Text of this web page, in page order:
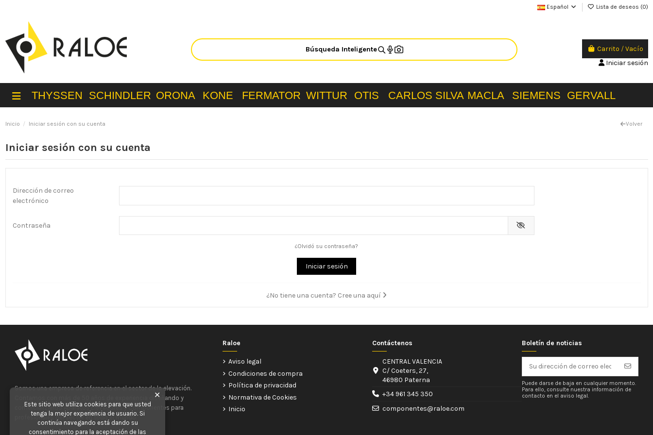
Español Lista de deseos (0)
Búsqueda Inteligente Carrito /Vacío
Iniciar sesión
THYSSEN SCHINDLER ORONA KONE FERMATOR WITTUR OTIS CARLOS SILVA MACLA SIEMENS GERVALL
Inicio Iniciar sesión con su cuenta Volver
Iniciar sesión con su cuenta
Dirección de correo
electrónico
Contraseña
¿Olvidó su contraseña?
Iniciar sesión
¿No tiene una cuenta? Cree una aquí
Somos una empresa de referencia en el sector de la elevación.
Contamos con más de 50 años de experiencia diseñando y
comercializando Aparatos Elevadores y Componentes para
profesionales del sector en todo el mundo.
Raloe
Aviso legal
Condiciones de compra
Política de privacidad
Normativa de Cookies
Inicio
Contáctenos
CENTRAL VALENCIA
C/ Coeters, 27,
46980 Paterna
+34 961 345 350
componentes@raloe.com
Boletín de noticias
Puede darse de baja en cualquier momento.
Para ello, consulte nuestra información de
contacto en el aviso legal.
✕
Este sitio web utiliza cookies para que usted
tenga la mejor experiencia de usuario. Si
continúa navegando está dando su
consentimiento para la aceptación de las